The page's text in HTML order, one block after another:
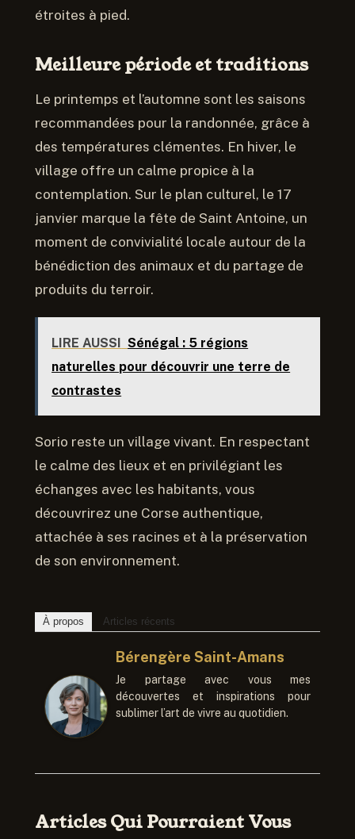
étroites à pied.
Meilleure période et traditions
Le printemps et l’automne sont les saisons
recommandées pour la randonnée, grâce à
des températures clémentes. En hiver, le
village offre un calme propice à la
contemplation. Sur le plan culturel, le 17
janvier marque la fête de Saint Antoine, un
moment de convivialité locale autour de la
bénédiction des animaux et du partage de
produits du terroir.
LIRE AUSSI
Sénégal : 5 régions
naturelles pour découvrir une terre de
contrastes
Sorio reste un village vivant. En respectant
le calme des lieux et en privilégiant les
échanges avec les habitants, vous
découvrirez une Corse authentique,
attachée à ses racines et à la préservation
de son environnement.
À propos Articles récents
Bérengère Saint-Amans
Je partage avec vous mes
découvertes et inspirations pour
sublimer l’art de vivre au quotidien.
Articles Qui Pourraient Vous